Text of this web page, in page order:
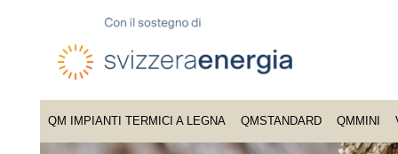
QM IMPIANTI TERMICI A LEGNA QMSTANDARD QMMINI